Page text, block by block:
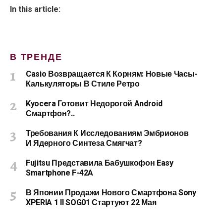
In this article:
В ТРЕНДЕ
Casio Возвращается К Корням: Новые Часы-
Калькуляторы В Стиле Ретро
Kyocera Готовит Недорогой Android
Смартфон?..
Требования К Исследованиям Эмбрионов
И Ядерного Синтеза Смягчат?
Fujitsu Представила Бабушкофон Easy
Smartphone F-42A
В Японии Продажи Нового Смартфона Sony
XPERIA 1 II SOG01 Стартуют 22 Мая